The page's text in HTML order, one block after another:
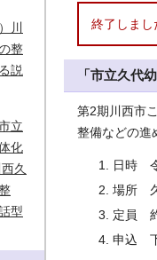
終了しまし
「市立久代
第2期川西市
整備などの進
日時
場所
定員
申込 下
川
整
説
立
化
久
型